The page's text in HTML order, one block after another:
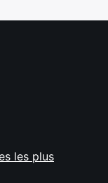
les plus